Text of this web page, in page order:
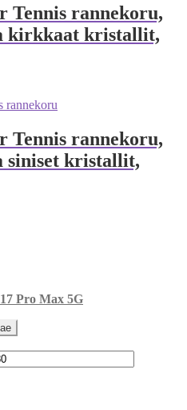
Tennis rannekoru,
kirkkaat kristallit,
Tennis rannekoru,
siniset kristallit,
Pro Max 5G